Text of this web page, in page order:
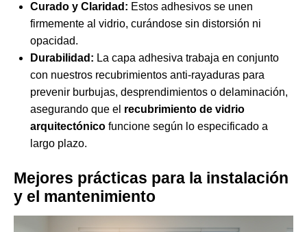
Curado y Claridad: Estos adhesivos se unen
firmemente al vidrio, curándose sin distorsión ni
opacidad.
Durabilidad: La capa adhesiva trabaja en conjunto
con nuestros recubrimientos anti-rayaduras para
prevenir burbujas, desprendimientos o delaminación,
asegurando que el recubrimiento de vidrio
arquitectónico funcione según lo especificado a
largo plazo.
Mejores prácticas para la instalación
y el mantenimiento